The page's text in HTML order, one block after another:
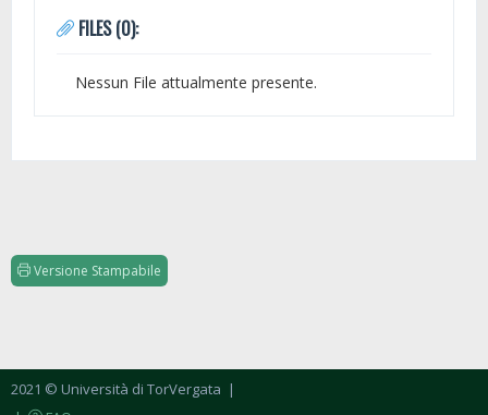
FILES (0):
Nessun File attualmente presente.
Versione Stampabile
2021 © Università di TorVergata |